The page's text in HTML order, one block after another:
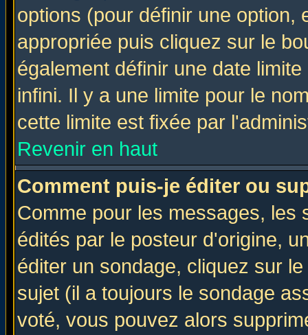
options (pour définir une option,
appropriée puis cliquez sur le
également définir une date
infini. Il y a une limite pour le
cette limite est fixée par
Revenir en haut
Comment puis-je éditer ou
Comme pour les messages, les
édités par le posteur d'origine,
éditer un sondage, cliquez sur
sujet (il a toujours le sondage
voté, vous pouvez alors